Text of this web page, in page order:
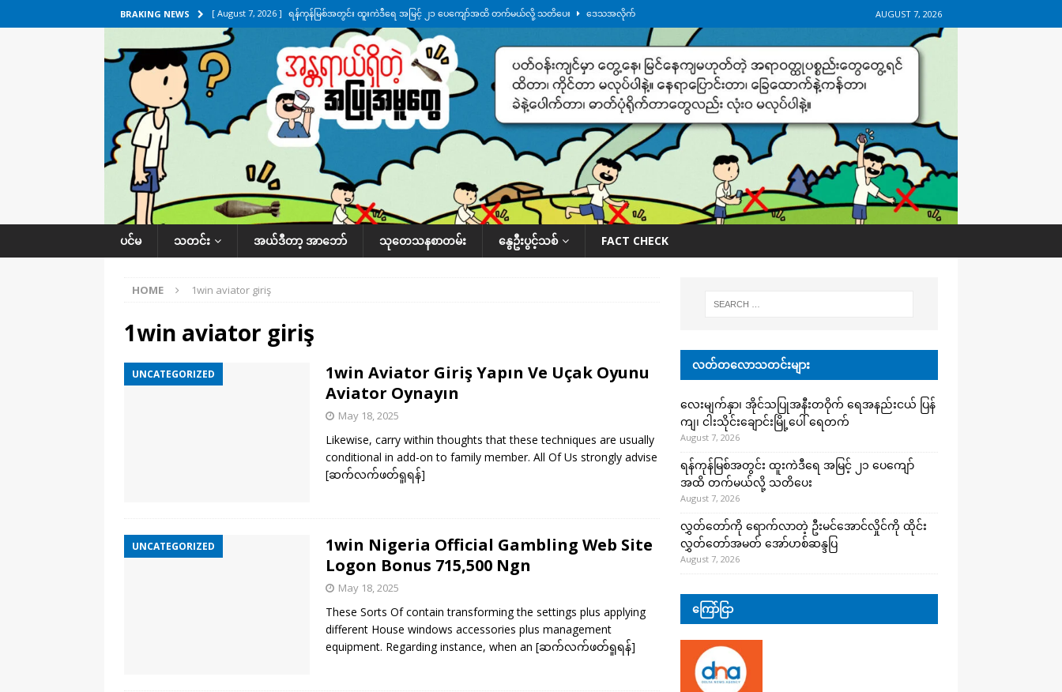
BRAKING NEWS [ August 7, 2026 ] ရန်ကုန်မြစ်အတွင်း ထူးကဲဒီရေ အ​မြင့် ၂၁ ပေကျော်အထိ တက်မယ်လို့ သတိပေး ဒေသအလိုက်
သတင်းကဏ္ဍ
[ August 7, 2026 ] လွှတ်တော်ကို ရောက်လာတဲ့ ဦးမင်အောင်လှိုင်ကို ထိုင်းလွှတ်တော်အမတ် အော်ဟစ်ဆန္ဒပြ
UNCATEGORIZED
[ August 6, 2026 ] တာကျိုးပြီး ခုနှစ်ရက်မြောက်နေ့မှာ ငသိုင်းချောင်းမြို့ကို ရေစတင်ရောက်ရှိ ဒေသအလိုက် သတင်း
[ August 6, 2026 ] လေးမျက်နှာမှာ ရေဘေးကူနေတဲ့ ငသိုင်းချောင်းဒေသခံ လူငယ်တဦး ရေစီးနဲ့မျောပါသေဆုံး
အလိုက် သတင်းကဏ္ဍ
[ August 7, 2026 ] လေးမျက်နှာ၊ အိုင်သပြုအနီးတဝိုက် ရေအနည်းငယ် ပြန်ကျ၊ ငါးသိုင်းချောင်းမြို့ပေါ် ရေတက်
ဒေသအလိုက် သတင်းကဏ္ဍ
AUGUST 7, 2026
ပင်မ သတင်း အယ်ဒီတာ့ အာဘော် သုတေသနစာတမ်း နွေဦးပွင့်သစ် FACT CHECK
HOME 1win aviator giriş
1win aviator giriş
UNCATEGORIZED
1win Aviator Giriş Yapın Ve Uçak Oyunu
Aviator Oynayın
May 18, 2025
Likewise, carry within thoughts that these techniques are usually
conditional in add-on to family member. All Of Us strongly advise
[ဆက်လက်ဖတ်ရှုရန်]
UNCATEGORIZED
1win Nigeria Official Gambling Web Site
Logon Bonus 715,500 Ngn
May 18, 2025
These Sorts Of contain transforming the settings plus applying
different House windows accessories plus management
equipment. Regarding instance, when an [ဆက်လက်ဖတ်ရှုရန်]
လတ်တလောသတင်းများ
လေးမျက်နှာ၊ အိုင်သပြုအနီးတဝိုက် ရေအနည်းငယ် ပြန်
ကျ၊ ငါးသိုင်းချောင်းမြို့ပေါ် ရေတက်
August 7, 2026
ရန်ကုန်မြစ်အတွင်း ထူးကဲဒီရေ အ​မြင့် ၂၁ ပေကျော်
အထိ တက်မယ်လို့ သတိပေး
August 7, 2026
လွှတ်တော်ကို ရောက်လာတဲ့ ဦးမင်အောင်လှိုင်ကို ထိုင်း
လွှတ်တော်အမတ် အော်ဟစ်ဆန္ဒပြ
August 7, 2026
ကြော်ငြာ